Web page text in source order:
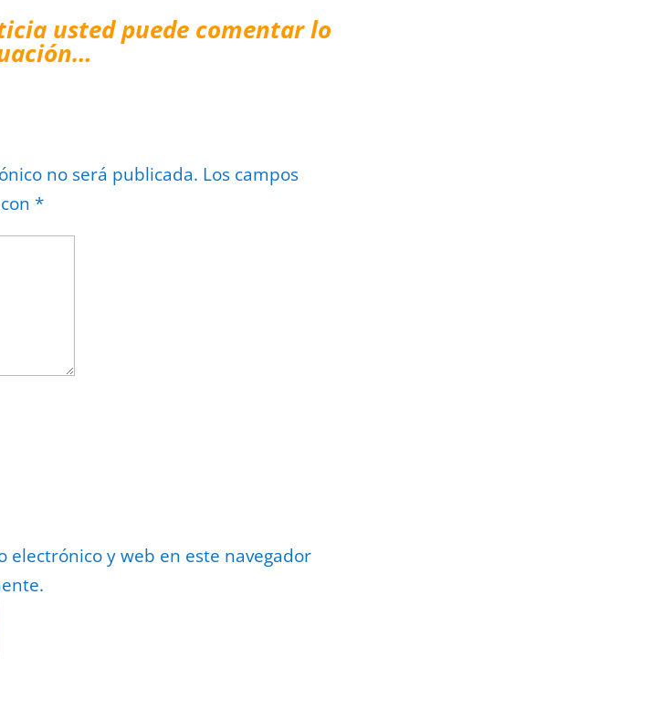
usted puede comentar lo
no será publicada. Los campos
*
electrónico y web en este navegador